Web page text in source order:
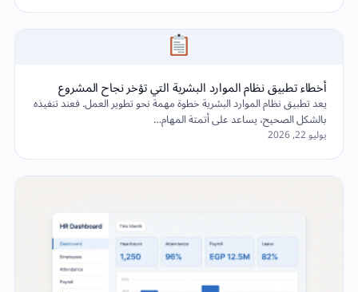
أخطاء تطبيق نظام الموارد البشرية التي تؤخر نجاح المشروع
يعد تطبيق نظام الموارد البشرية خطوة مهمة نحو تطوير العمل. فعند تنفيذه
بالشكل الصحيح، يساعد على أتمتة المهام…
يوليو 22, 2026